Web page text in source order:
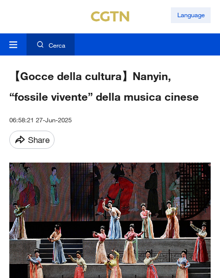
Language
Cerca
【Gocce della cultura】Nanyin,
“fossile vivente” della musica cinese
06:58:21 27-Jun-2025
Share